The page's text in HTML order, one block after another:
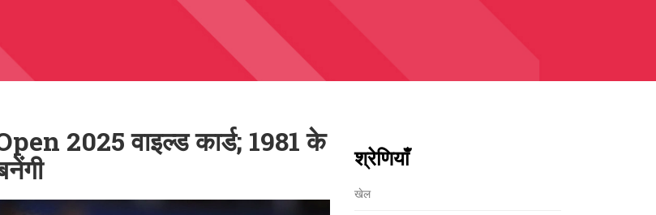
2025 वाइल्ड कार्ड; 1981 के
श्रेणियाँ
खेल